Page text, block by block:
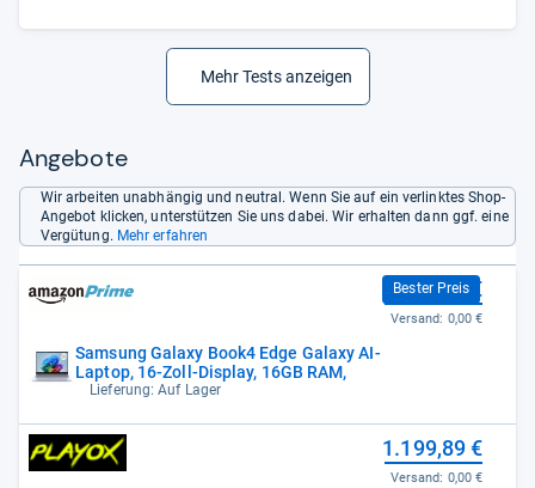
Mehr Tests anzeigen
Angebote
Wir arbeiten unabhängig und neutral. Wenn Sie auf ein verlinktes Shop-
Angebot klicken, unterstützen Sie uns dabei. Wir erhalten dann ggf. eine
Vergütung. Mehr erfahren
Samsung Galaxy Book4 Edge Galaxy AI-
Laptop, 16-Zoll-Display, 16GB RAM,
Lieferung: Auf Lager
Bester Preis
1.049,00 €
Versand: 0,00 €
1.199,89 €
Versand: 0,00 €